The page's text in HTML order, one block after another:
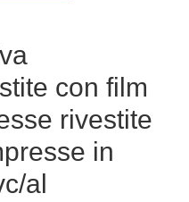
con film
rivestite
in
al